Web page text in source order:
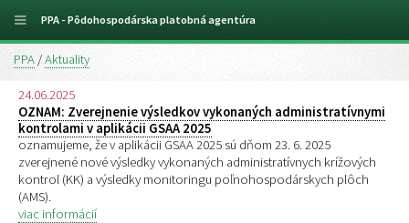
PPA /Aktuality
24.06.2025
OZNAM: Zverejnenie výsledkov vykonaných administratívnymi
kontrolami v aplikácii GSAA 2025
oznamujeme, že v aplikácii GSAA 2025 sú dňom 23. 6. 2025
zverejnené nové výsledky vykonaných administratívnych krížových
kontrol (KK) a výsledky monitoringu poľnohospodárskych plôch
(AMS).
viac informácií
PPA - Pôdohospodárska platobná agentúra